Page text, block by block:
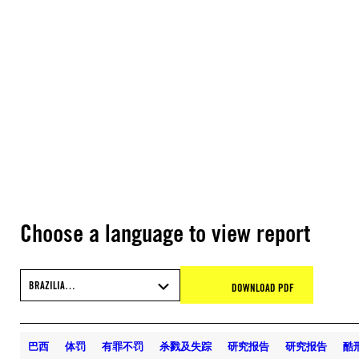
Choose a language to view report
BRAZILIA… DOWNLOAD PDF
巴西 体罚 有罪不罚 杀戮及失踪 研究报告 研究报告 酷